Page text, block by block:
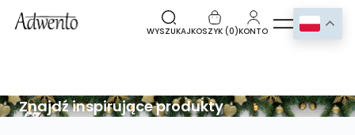
WYSZUKAJKOSZYK (0)KONTO
Znajdź inspirujące produkty